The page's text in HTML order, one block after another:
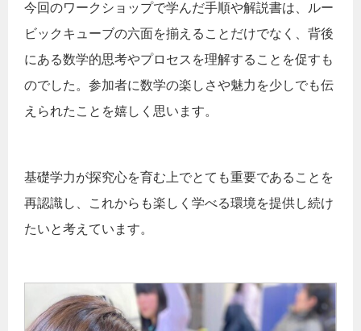
今回のワークショップで学んだ手順や解説書は、ルー
ビックキューブの六面を揃えることだけでなく、背後
にある数学的思考やプロセスを理解することを促すも
のでした。参加者に数学の楽しさや魅力を少しでも伝
えられたことを嬉しく思います。
基礎学力が探究心を育む上でとても重要であることを
再認識し、これからも楽しく学べる環境を提供し続け
たいと考えています。